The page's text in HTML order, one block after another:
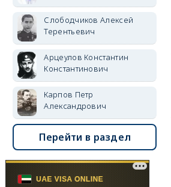
Слободчиков Алексей
Терентьевич
Арцеулов Константин
Константинович
Карпов Петр
Александрович
Перейти в раздел